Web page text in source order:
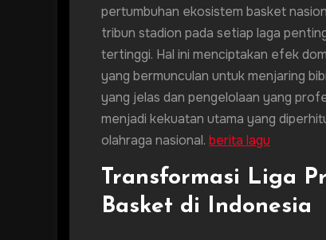
pertumbuhan ekosistem basket
tribun stadion pada setiap laga
tertinggi. Hal ini menciptakan efek
yang bermunculan untuk menjaring
yang jelas dan pengelolaan yang
menjadi kekuatan utama yang
olahraga nasional. berita lagu
Transformasi Liga
Basket di Indonesia